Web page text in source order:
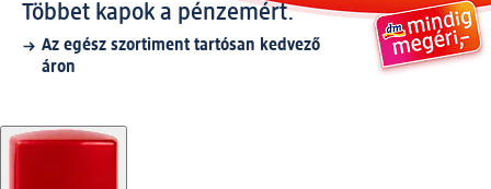
Többet kapok a pénzemért.
Az egész szortiment tartósan kedvező
áron